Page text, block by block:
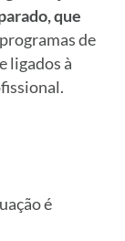
que
de
ligados à
é